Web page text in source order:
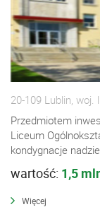
20-109 Lublin, woj.
Przedmiotem
Liceum
kondygnacje
wartość: 1,5
Więcej